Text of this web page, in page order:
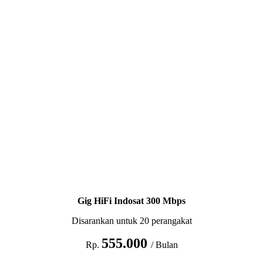
Gig HiFi Indosat 300 Mbps
Disarankan untuk 20 perangakat
Rp. 555.000 / Bulan